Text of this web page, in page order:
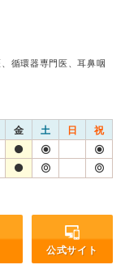
循環器専門医、耳鼻咽
金 土 日 祝
公式サイト